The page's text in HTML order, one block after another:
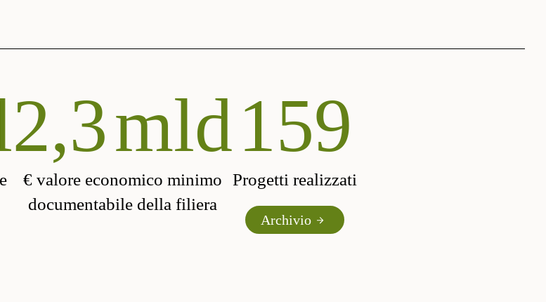
2,3mld
€ valore economico minimo
documentabile della filiera
190
Progetti realizzati
Archivio